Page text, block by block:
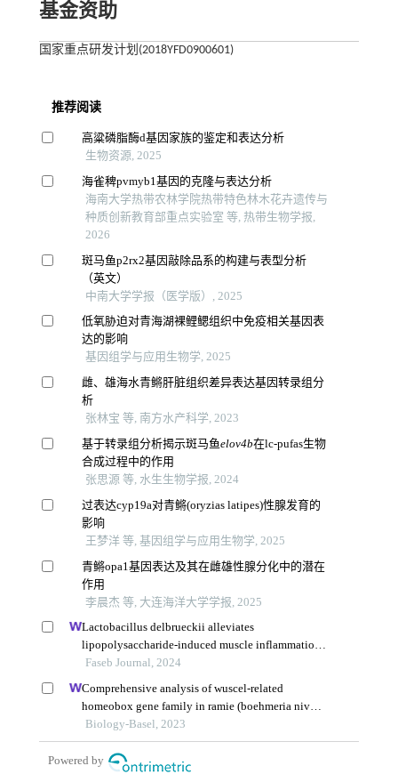
基金资助
国家重点研发计划(2018YFD0900601)